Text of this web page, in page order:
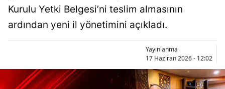
Kurulu Yetki Belgesi’ni teslim almasının
ardından yeni il yönetimini açıkladı.
Yayınlanma
17 Haziran 2026 - 12:02